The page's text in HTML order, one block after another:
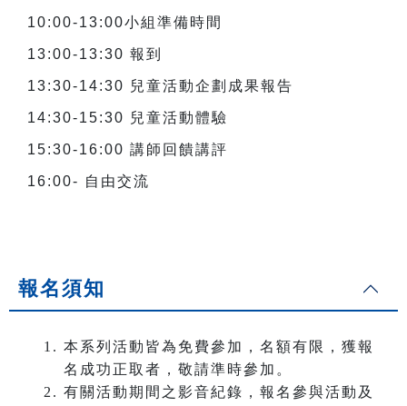
10:00-13:00小組準備時間
13:00-13:30 報到
13:30-14:30 兒童活動企劃成果報告
14:30-15:30 兒童活動體驗
15:30-16:00 講師回饋講評
16:00- 自由交流
報名須知
本系列活動皆為免費參加，名額有限，獲報
名成功正取者，敬請準時參加。
有關活動期間之影音紀錄，報名參與活動及